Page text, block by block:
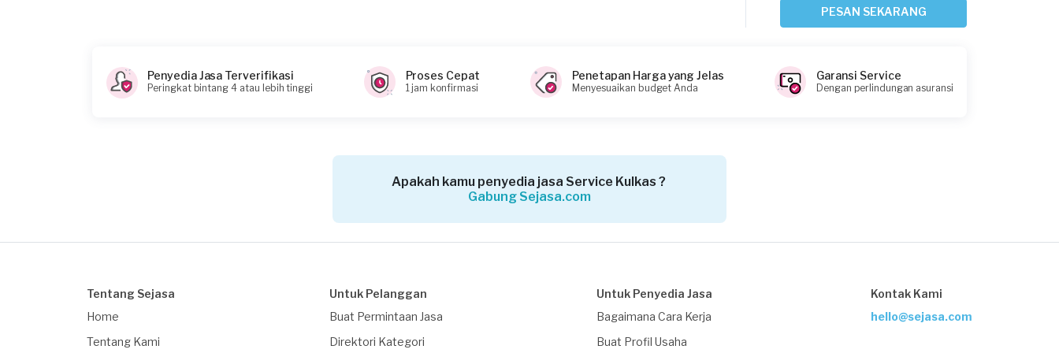
Berapa budget total untuk layanan ini?
Rp75.000 + Rp11.000 (biaya layanan)
Sekitar 18 jam yang lalu
Jakarta Selatan, Jakarta
Sekitar 18 jam yang lalu
Sekitar 22 jam yang lalu
PESAN SEKARANG
Penyedia Jasa Terverifikasi
Peringkat bintang 4 atau lebih tinggi
Proses Cepat
1 jam konfirmasi
Penetapan Harga yang Jelas
Menyesuaikan budget Anda
Garansi Service
Dengan perlindungan asuransi
Apakah kamu penyedia jasa Service Kulkas ?
Gabung Sejasa.com
Tentang Sejasa
Home
Tentang Kami
Untuk Pelanggan
Buat Permintaan Jasa
Direktori Kategori
Untuk Penyedia Jasa
Bagaimana Cara Kerja
Buat Profil Usaha
Kontak Kami
hello@sejasa.com